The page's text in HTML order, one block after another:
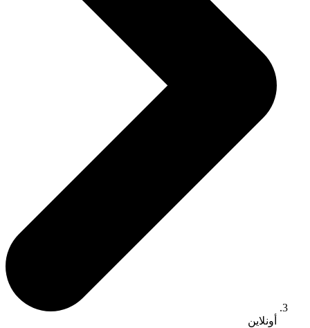
أونلاين